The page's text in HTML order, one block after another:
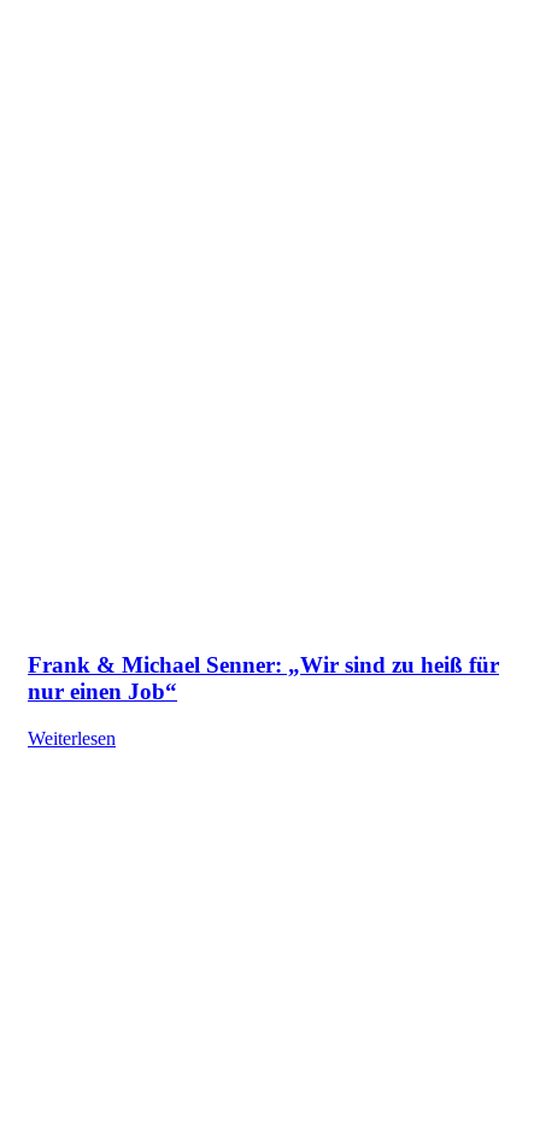
Frank & Michael Senner: „Wir sind zu heiß für
nur einen Job“
Weiterlesen